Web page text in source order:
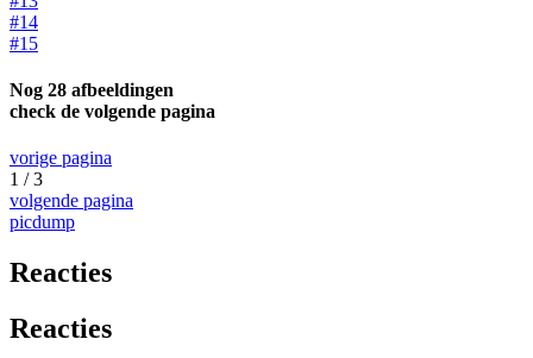
#14
#15
Nog 28 afbeeldingen
check de volgende pagina
vorige pagina
1 / 3
volgende pagina
picdump
Reacties
Reacties